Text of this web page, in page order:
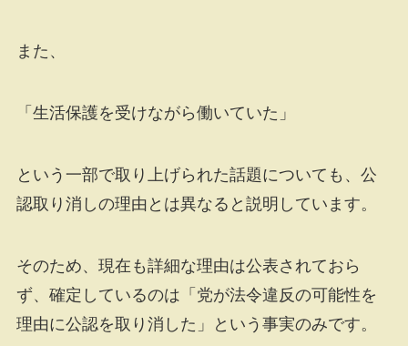
また、
「生活保護を受けながら働いていた」
という一部で取り上げられた話題についても、公
認取り消しの理由とは異なると説明しています。
そのため、現在も詳細な理由は公表されておら
ず、確定しているのは「党が法令違反の可能性を
理由に公認を取り消した」という事実のみです。